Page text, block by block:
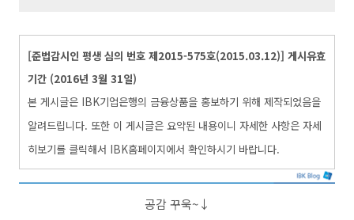
[준법감시인 평생 심의 번호 제2015-575호(2015.03.12)] 게시유효
기간 (2016년 3월 31일)
본 게시글은 IBK기업은행의 금융상품을 홍보하기 위해 제작되었음을
알려드립니다. 또한 이 게시글은 요약된 내용이니 자세한 사항은 자세
히보기를 클릭해서 IBK홈페이지에서 확인하시기 바랍니다.
공감 꾸욱~↓